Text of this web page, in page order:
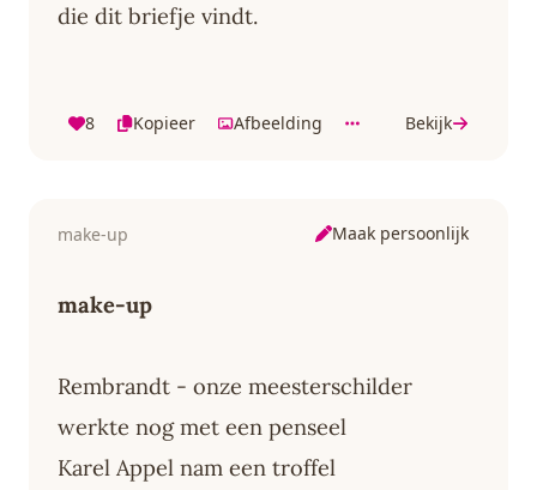
die dit briefje vindt.
8 Kopieer Afbeelding Bekijk
make-up Maak persoonlijk
make-up
Rembrandt - onze meesterschilder
werkte nog met een penseel
Karel Appel nam een troffel